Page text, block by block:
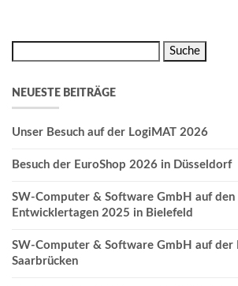
nach:
NEUESTE BEITRÄGE
Unser Besuch auf der LogiMAT 2026
Besuch der EuroShop 2026 in Düsseldorf
SW-Computer & Software GmbH auf den
Entwicklertagen 2025 in Bielefeld
SW-Computer & Software GmbH auf der
Saarbrücken